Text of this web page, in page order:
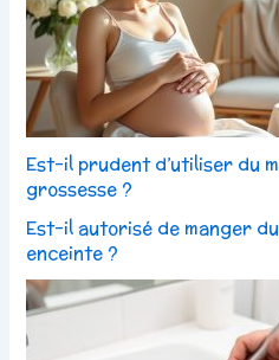
Est-il prudent d’utiliser du
grossesse ?
Est-il autorisé de manger
enceinte ?